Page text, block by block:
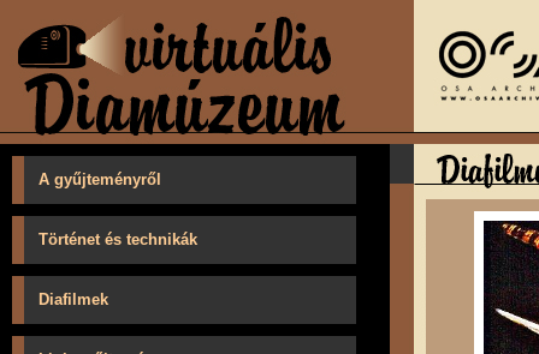
A gyűjteményről
Történet és technikák
Diafilmek